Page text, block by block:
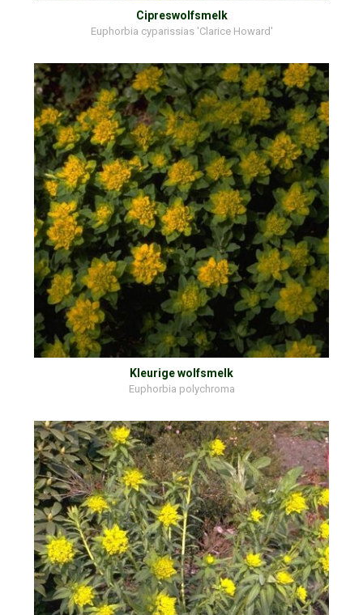
Cipreswolfsmelk
Euphorbia cyparissias 'Clarice Howard'
Kleurige wolfsmelk
Euphorbia polychroma